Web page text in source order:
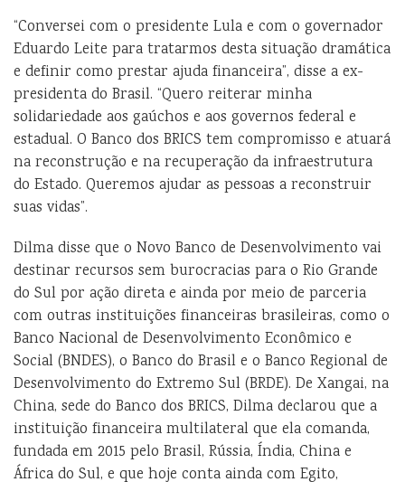
“Conversei com o presidente Lula e com o governador
Eduardo Leite para tratarmos desta situação dramática
e definir como prestar ajuda financeira”, disse a ex-
presidenta do Brasil. “Quero reiterar minha
solidariedade aos gaúchos e aos governos federal e
estadual. O Banco dos BRICS tem compromisso e atuará
na reconstrução e na recuperação da infraestrutura
do Estado. Queremos ajudar as pessoas a reconstruir
suas vidas”.
Dilma disse que o Novo Banco de Desenvolvimento vai
destinar recursos sem burocracias para o Rio Grande
do Sul por ação direta e ainda por meio de parceria
com outras instituições financeiras brasileiras, como o
Banco Nacional de Desenvolvimento Econômico e
Social (BNDES), o Banco do Brasil e o Banco Regional de
Desenvolvimento do Extremo Sul (BRDE). De Xangai, na
China, sede do Banco dos BRICS, Dilma declarou que a
instituição financeira multilateral que ela comanda,
fundada em 2015 pelo Brasil, Rússia, Índia, China e
África do Sul, e que hoje conta ainda com Egito,